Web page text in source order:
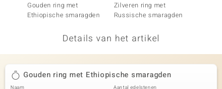
Gouden ring met
Ethiopische smaragden
Zilveren ring met
Russische smaragden
Details van het artikel
Gouden ring met Ethiopische smaragden
Naam Aantal edelstenen